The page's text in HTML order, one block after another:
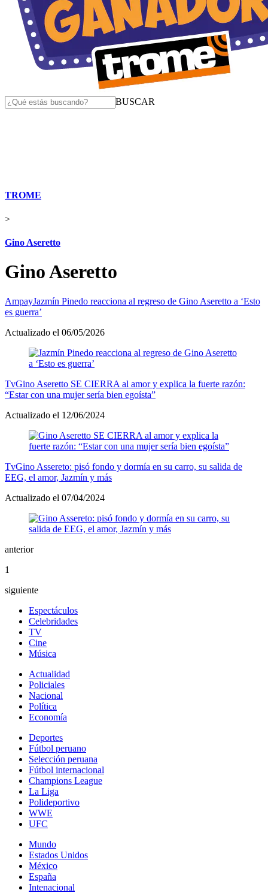
BUSCAR
TROME
>
Gino Aseretto
Gino Aseretto
AmpayJazmín Pinedo reacciona al regreso de Gino Aseretto a ‘Esto
es guerra’
Actualizado el 06/05/2026
TvGino Aseretto SE CIERRA al amor y explica la fuerte razón:
“Estar con una mujer sería bien egoísta”
Actualizado el 12/06/2024
TvGino Assereto: pisó fondo y dormía en su carro, su salida de
EEG, el amor, Jazmín y más
Actualizado el 07/04/2024
anterior
1
siguiente
Espectáculos
Celebridades
TV
Cine
Música
Actualidad
Policiales
Nacional
Política
Economía
Deportes
Fútbol peruano
Selección peruana
Fútbol internacional
Champions League
La Liga
Polideportivo
WWE
UFC
Mundo
Estados Unidos
México
España
Intenacional